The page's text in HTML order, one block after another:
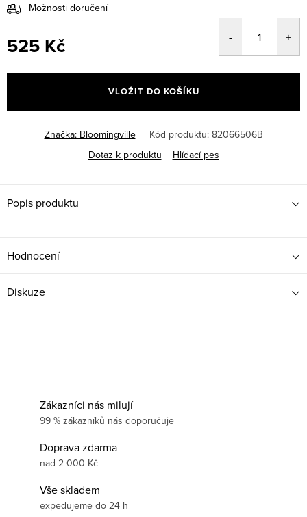
Možnosti doručení
525 Kč
cena:
VLOŽIT DO KOŠÍKU
Značka: Bloomingville Kód produktu: 82066506B
Dotaz k produktu
Hlídací pes
Popis produktu
Hodnocení
Diskuze
Zákazníci nás milují
99 % zákazníků nás doporučuje
Doprava zdarma
nad 2 000 Kč
Vše skladem
expedujeme do 24 h